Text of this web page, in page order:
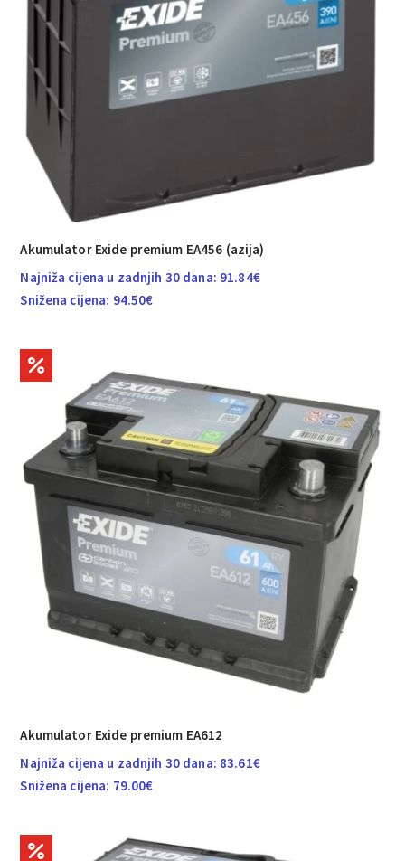
Akumulator Exide premium EA456 (azija)
Najniža cijena u zadnjih 30 dana: 91.84€
Snižena cijena: 94.50€
Akumulator Exide premium EA612
Najniža cijena u zadnjih 30 dana: 83.61€
Snižena cijena: 79.00€